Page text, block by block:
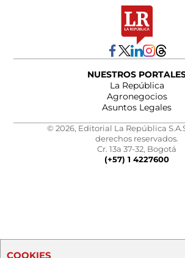
NUESTROS
La República
Agronegocios
Asuntos Legales
© 2026, Editorial La República
derechos reservados.
Cr. 13a 37-32, Bogotá
(+57) 1 4227600
COOKIES